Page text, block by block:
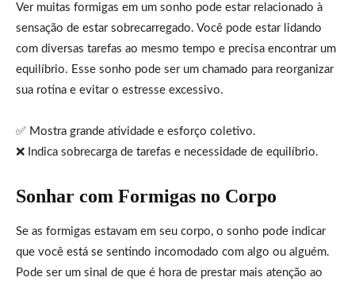
Ver muitas formigas em um sonho pode estar relacionado à
sensação de estar sobrecarregado. Você pode estar lidando
com diversas tarefas ao mesmo tempo e precisa encontrar um
equilíbrio. Esse sonho pode ser um chamado para reorganizar
sua rotina e evitar o estresse excessivo.
✅ Mostra grande atividade e esforço coletivo.
❌ Indica sobrecarga de tarefas e necessidade de equilíbrio.
Sonhar com Formigas no Corpo
Se as formigas estavam em seu corpo, o sonho pode indicar
que você está se sentindo incomodado com algo ou alguém.
Pode ser um sinal de que é hora de prestar mais atenção ao